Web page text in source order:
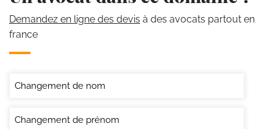
Demandez en ligne des devis à des avocats partout en
france
Changement de nom
Changement de prénom